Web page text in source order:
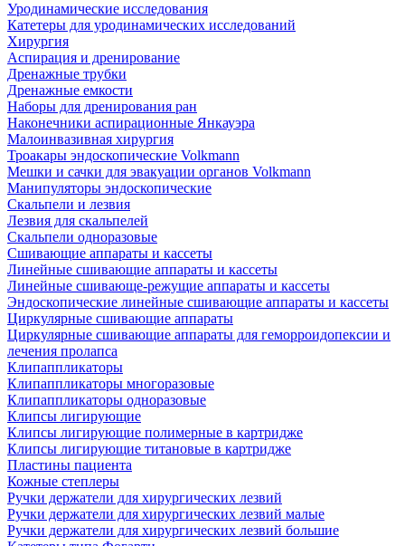
Уродинамические исследования
Катетеры для уродинамических исследований
Хирургия
Аспирация и дренирование
Дренажные трубки
Дренажные емкости
Наборы для дренирования ран
Наконечники аспирационные Янкауэра
Малоинвазивная хирургия
Троакары эндоскопические Volkmann
Мешки и сачки для эвакуации органов Volkmann
Манипуляторы эндоскопические
Скальпели и лезвия
Лезвия для скальпелей
Скальпели одноразовые
Сшивающие аппараты и кассеты
Линейные сшивающие аппараты и кассеты
Линейные сшивающе-режущие аппараты и кассеты
Эндоскопические линейные сшивающие аппараты и кассеты
Циркулярные сшивающие аппараты
Циркулярные сшивающие аппараты для геморроидопексии и
лечения пролапса
Клипаппликаторы
Клипаппликаторы многоразовые
Клипаппликаторы одноразовые
Клипсы лигирующие
Клипсы лигирующие полимерные в картридже
Клипсы лигирующие титановые в картридже
Пластины пациента
Кожные степлеры
Ручки держатели для хирургических лезвий
Ручки держатели для хирургических лезвий малые
Ручки держатели для хирургических лезвий большие